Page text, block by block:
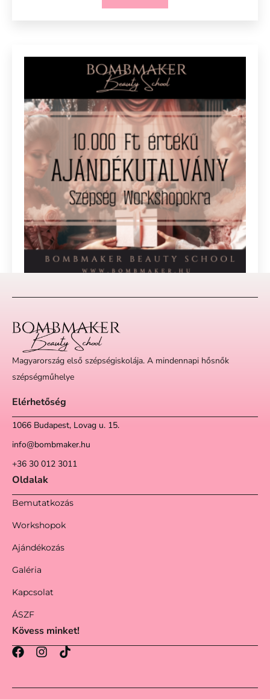
Voucher 10
10.000
Kosárba
Magyarország első szépségiskolája. A mindennapi hősnők
szépségműhelye
Elérhetőség
1066 Budapest, Lovag u. 15.
info@bombmaker.hu
+36 30 012 3011
Oldalak
Bemutatkozás
Workshopok
Ajándékozás
Galéria
Kapcsolat
ÁSZF
Kövess minket!